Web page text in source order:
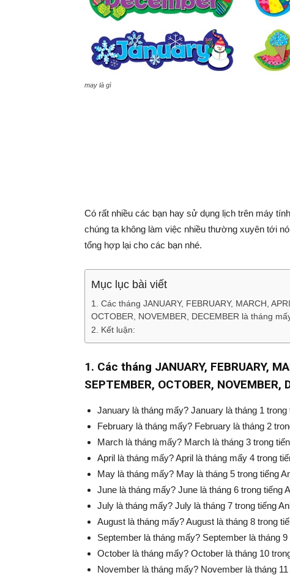
may là gì
Có rất nhiều các bạn hay sử dụng lịch trên máy
chúng ta không làm việc nhiều thường xuyên tới
tổng hợp lại cho các bạn nhé.
Mục lục bài viết
1. Các tháng JANUARY, FEBRUARY, MARCH,
OCTOBER, NOVEMBER, DECEMBER là tháng
2. Kết luận:
1. Các tháng JANUARY, FEBRUARY,
SEPTEMBER, OCTOBER,
January là tháng mấy? January là tháng 1
February là tháng mấy? February là tháng 2
March là tháng mấy? March là tháng 3 trong
April là tháng mấy? April là tháng mấy 4 trong
May là tháng mấy? May là tháng 5 trong tiếng
June là tháng mấy? June là tháng 6 trong tiếng
July là tháng mấy? July là tháng 7 trong tiếng
August là tháng mấy? August là tháng 8 trong
September là tháng mấy? September là tháng
October là tháng mấy? October là tháng 10
November là tháng mấy? November là tháng